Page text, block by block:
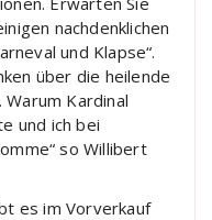
nachdenklichen
und Klapse“.
über die heilende
Kardinal
und ich bei
so Willibert
es im Vorverkauf